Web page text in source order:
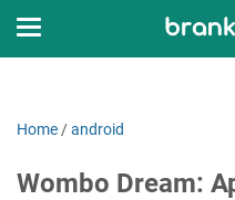
Home /android
Wombo Dream: